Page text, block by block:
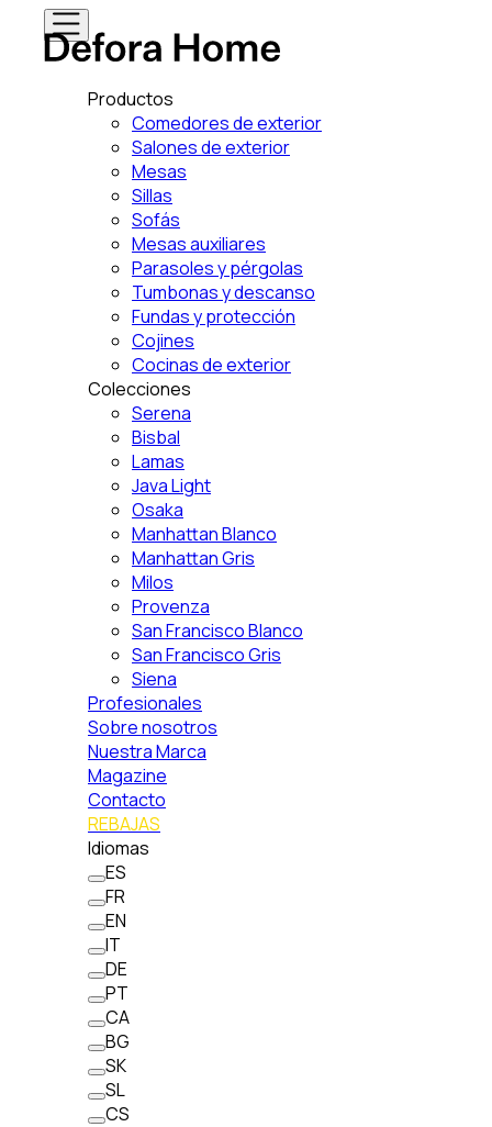
Productos
Comedores de exterior
Salones de exterior
Mesas
Sillas
Sofás
Mesas auxiliares
Parasoles y pérgolas
Tumbonas y descanso
Fundas y protección
Cojines
Cocinas de exterior
Colecciones
Serena
Bisbal
Lamas
Java Light
Osaka
Manhattan Blanco
Manhattan Gris
Milos
Provenza
San Francisco Blanco
San Francisco Gris
Siena
Profesionales
Sobre nosotros
Nuestra Marca
Magazine
Contacto
REBAJAS
Idiomas
ES
FR
EN
IT
DE
PT
CA
BG
SK
SL
CS